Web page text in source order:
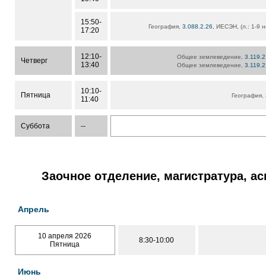
15:50-
17:20
География,3.088.2.26 , ИЕСЭН, (л.: 1-9
Четверг
12:10-
13:40
Общее землеведение,
Общее землеведение,
Пятница
10:10-
11:40
География,
Суббота --
Заочное отделение, магистратура,
Апрель
10 апреля 2026
Пятница
8:30-10:00
Июнь